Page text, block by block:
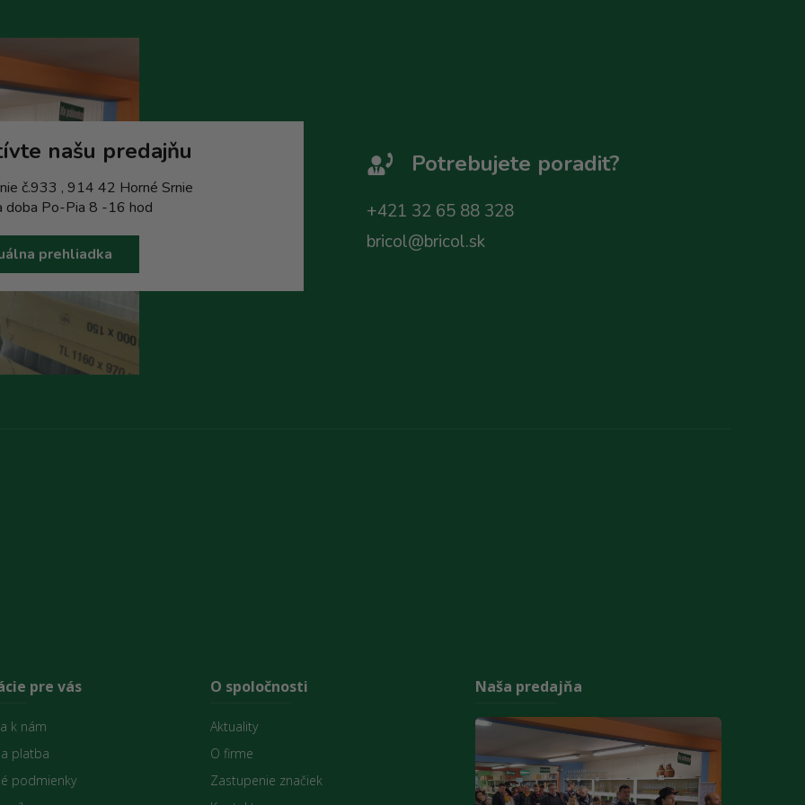
našu predajňu
č.933 , 914 42 Horné Srnie
doba Po-Pia 8 -16 hod
prehliadka
Potrebujete poradit?
+421 32 65 88 328
bricol@bricol.sk
pre vás
k nám
platba
podmienky
O spoločnosti
Aktuality
O firme
Zastupenie značiek
Naša predajňa